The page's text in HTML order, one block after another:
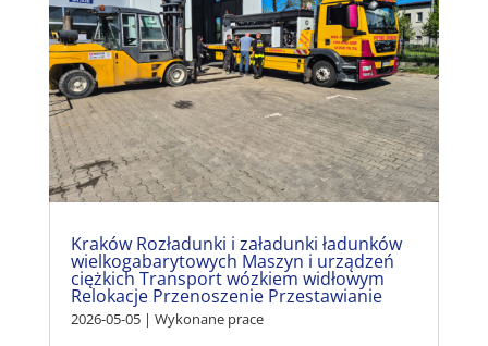
Kraków Rozładunki i załadunki ładunków
wielkogabarytowych Maszyn i urządzeń
ciężkich Transport wózkiem widłowym
Relokacje Przenoszenie Przestawianie
2026-05-05| Wykonane prace